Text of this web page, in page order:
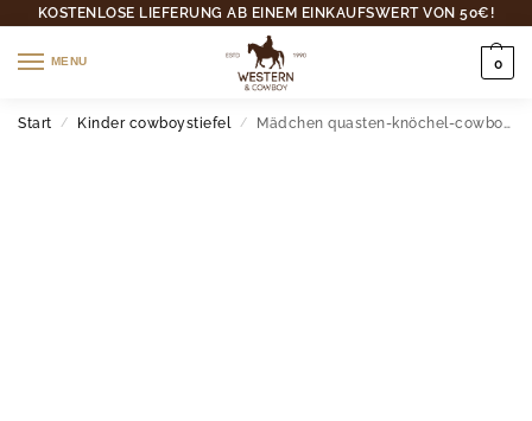
KOSTENLOSE LIEFERUNG AB EINEM EINKAUFSWERT VON 50€!
MENU 0
Start / Kinder cowboystiefel / Mädchen quasten-knöchel-cowboystiefel mit reißverschluss